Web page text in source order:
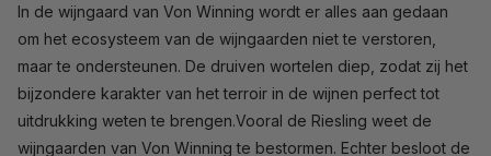
In de wijngaard van Von Winning wordt er alles aan gedaan
om het ecosysteem van de wijngaarden niet te verstoren,
maar te ondersteunen. De druiven wortelen diep, zodat zij het
bijzondere karakter van het terroir in de wijnen perfect tot
uitdrukking weten te brengen.Vooral de Riesling weet de
wijngaarden van Von Winning te bestormen. Echter besloot de